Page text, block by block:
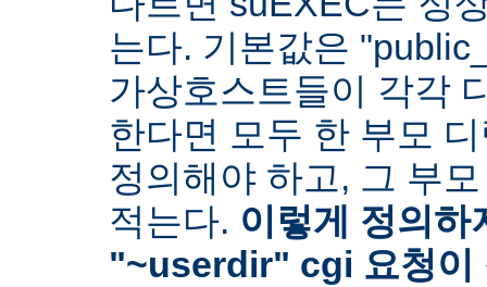
는다. 기본값은
가상호스트들이 각각
한다면 모두 한 부모
정의해야 하고, 그 부
적는다. 이렇게 정의하
"~userdir" cgi 요청이